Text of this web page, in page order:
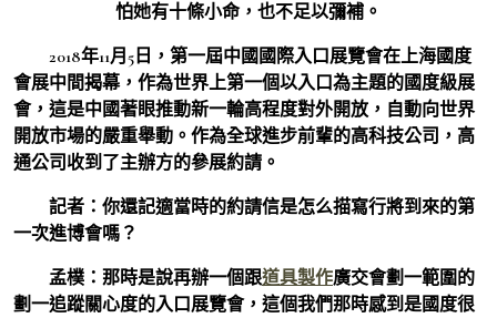
怕她有十條小命，也不足以彌補。
2018年11月5日，第一屆中國國際入口展覽會在上海國度
會展中間揭幕，作為世界上第一個以入口為主題的國度級展
會，這是中國著眼推動新一輪高程度對外開放，自動向世界
開放市場的嚴重舉動。作為全球進步前輩的高科技公司，高
通公司收到了主辦方的參展約請。
記者： 你還記適當時的約請信是怎么描寫行將到來的第
一次進博會嗎？
孟樸： 那時是說再辦一個跟道具製作廣交會劃一範圍的
劃一追蹤關心度的入口展覽會，這個我們那時感到是國度很